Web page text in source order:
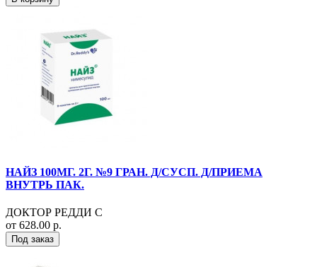
НАЙЗ 100МГ. 2Г. №9 ГРАН. Д/СУСП. Д/ПРИЕМА
ВНУТРЬ ПАК.
ДОКТОР РЕДДИ С
от 628.00 р.
Под заказ